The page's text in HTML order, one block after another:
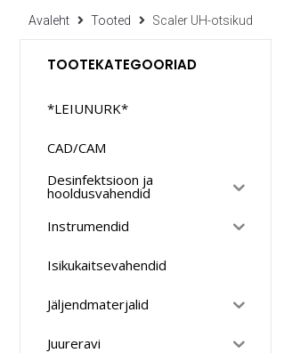
Avaleht Tooted Scaler UH-otsikud
TOOTEKATEGOORIAD
*LEIUNURK*
CAD/CAM
Desinfektsioon ja
hooldusvahendid
Instrumendid
Isikukaitsevahendid
Jäljendmaterjalid
Juureravi